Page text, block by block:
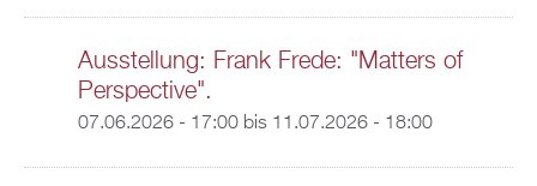
Ausstellung: Frank Frede: "Matters of
Perspective".
07.06.2026 - 17:00bis 11.07.2026 - 18:00